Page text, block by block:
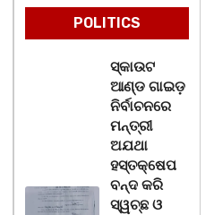
POLITICS
ସ୍କାଉଟ
ଆଣ୍ଡ ଗାଇଡ଼
ନିର୍ବାଚନରେ
ମନ୍ତ୍ରୀ
ଅଯଥା
ହସ୍ତକ୍ଷେପ
ବନ୍ଦ କରି
ସ୍ୱଚ୍ଛ ଓ